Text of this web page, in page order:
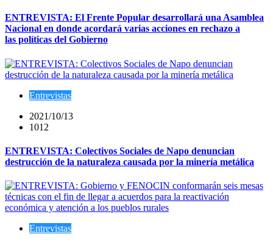
ENTREVISTA: El Frente Popular desarrollará una Asamblea
Nacional en donde acordará varias acciones en rechazo a
las políticas del Gobierno
Entrevistas
2021/10/13
1012
ENTREVISTA: Colectivos Sociales de Napo denuncian
destrucción de la naturaleza causada por la minería metálica
Entrevistas